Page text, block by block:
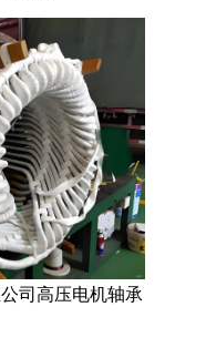
司高压电机轴承